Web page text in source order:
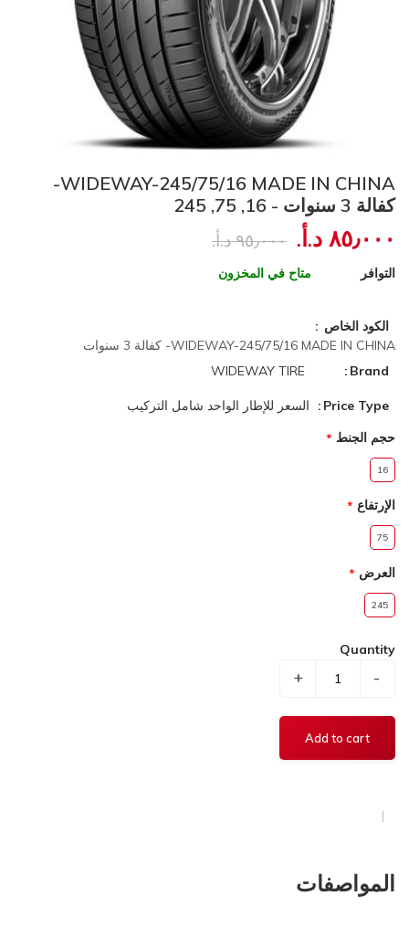
WIDEWAY-245/75/16 MADE IN CHINA-
كفالة 3 سنوات - 16, 75, 245
٨٥٫٠٠٠ د.أ.‏ ٩٥٫٠٠٠ د.أ.‏
التوافر متاح في المخزون
الكود الخاص
WIDEWAY-245/75/16 MADE IN CHINA- كفالة 3 سنوات
Brand
WIDEWAY TIRE
Price Type
السعر للإطار الواحد شامل التركيب
حجم الجنط
16
الإرتفاع
75
العرض
245
Quantity
-
+
المواصفات